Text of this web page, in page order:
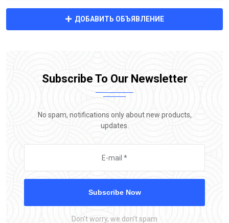
ДОБАВИТЬ ОБЪЯВЛЕНИЕ
Subscribe To Our Newsletter
No spam, notifications only about new products,
updates.
Subscribe Now
Don’t worry, we don’t spam